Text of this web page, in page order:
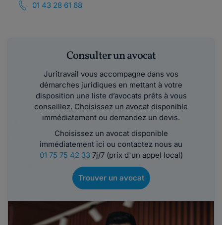
01 43 28 61 68
Consulter un avocat
Juritravail vous accompagne dans vos
démarches juridiques en mettant à votre
disposition une liste d’avocats prêts à vous
conseillez. Choisissez un avocat disponible
immédiatement ou demandez un devis.
Choisissez un avocat disponible
immédiatement ici ou contactez nous au
01 75 75 42 337j/7 (prix d'un appel local)
Trouver un avocat